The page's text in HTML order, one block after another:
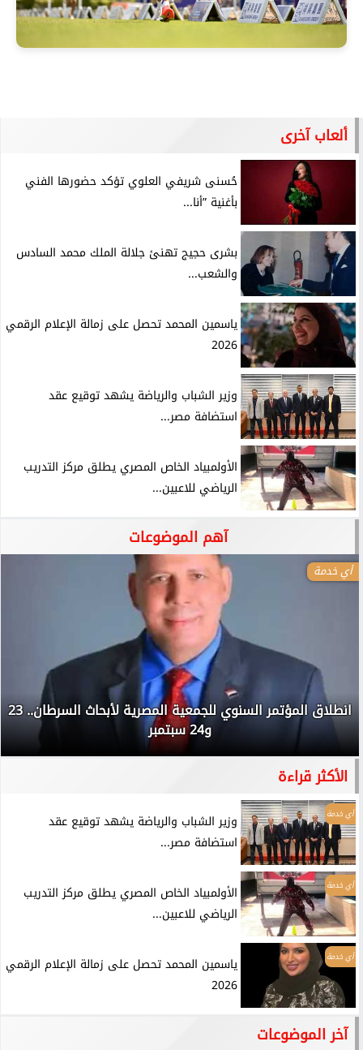
ألعاب آخرى
حُسنى شريفي العلوي تؤكد حضورها الفني
بأغنية ”أنا...
بشرى حجيج تهنئ جلالة الملك محمد السادس
والشعب...
ياسمين المحمد تحصل على زمالة الإعلام الرقمي
2026
وزير الشباب والرياضة يشهد توقيع عقد
استضافة مصر...
الأولمبياد الخاص المصري يطلق مركز التدريب
الرياضي للاعبين...
آهم الموضوعات
أي خدمة
انطلاق المؤتمر السنوي للجمعية المصرية لأبحاث السرطان.. 23
و24 سبتمبر
الأكثر قراءة
أي خدمة
وزير الشباب والرياضة يشهد توقيع عقد
استضافة مصر...
أي خدمة
الأولمبياد الخاص المصري يطلق مركز التدريب
الرياضي للاعبين...
أي خدمة
ياسمين المحمد تحصل على زمالة الإعلام الرقمي
2026
آخر الموضوعات